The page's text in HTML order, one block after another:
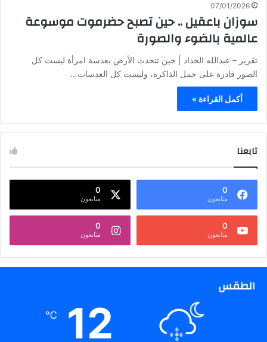
07/01/2026
سوزان باعقيل .. حين تصبح حضرموت موسوعة
عالمية بالضوء والصورة
تقرير – عبدالله الحداد | حين تتحدث الأرض بعدسة امرأة ليست كل
الصور قادرة على حمل الذاكرة، وليست كل العدسات…
أكمل القراءة »
تابعنا
0
متابعون
0
متابعون
0
متابعون
0
متابعون
الطقس
12
℃